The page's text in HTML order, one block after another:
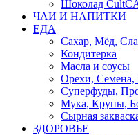
Шоколад
ЧАИ И НАПИТКИ
ЕДА
Сахар, Мёд,
Кондитерка
Масла и соусы
Орехи,
Суперфуды,
Мука, Крупы,
Сырная
ЗДОРОВЬЕ